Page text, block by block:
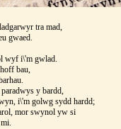
tra mad,
gwaed.
wyf i\'m gwlad.
bau,
y bardd,
i\'m golwg sydd hardd;
mor swynol yw si